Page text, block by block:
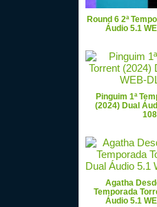
Round 6 2ª
Áudio 5.1
Pinguim 1ª
(2024) Dual
Agatha
Temporada
Áudio 5.1